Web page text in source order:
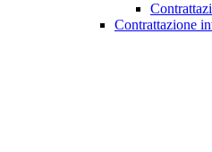
Contrattazione